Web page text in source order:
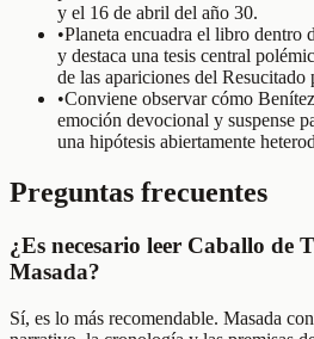
y el 16 de abril del año 30.
•Planeta encuadra el libro dentro
y destaca una tesis central
de las apariciones del Resucitado
•Conviene observar cómo
emoción devocional y suspense
una hipótesis abiertamente
Preguntas frecuentes
¿Es necesario leer Caballo de
Masada?
Sí, es lo más recomendable. Masada